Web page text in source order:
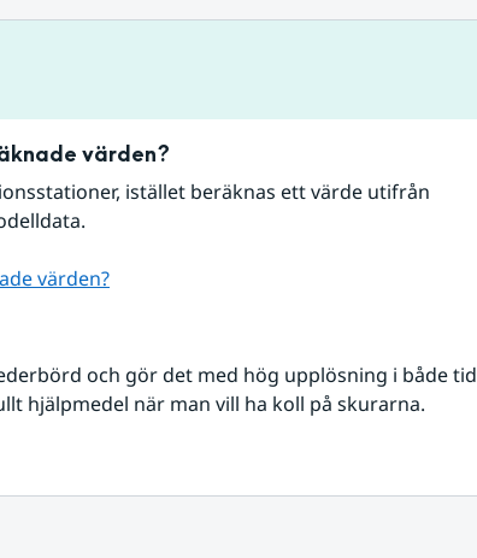
värden?
istället beräknas ett värde utifrån
värden?
och gör det med hög upplösning i både tid
hjälpmedel när man vill ha koll på skurarna.